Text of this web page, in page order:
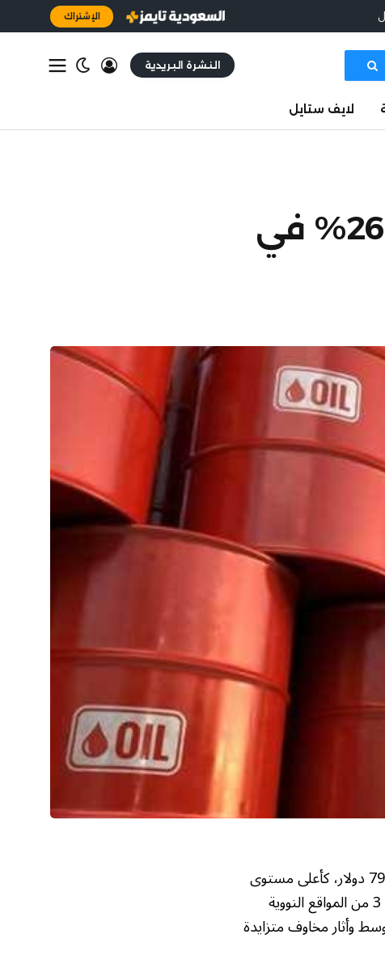
الإشتراك
النشرة البريدية
لايف ستايل
«برنت» يقترب من 80 دولاراً.. قفزت أسعاره 26.5% في
قفزت أسعار نفط «برنت» خلال تداولاته اليوم (الإثنين)، ليصل سعر البرميل إلى 79.33 دولار، كأعلى مستوى
منذ يناير الماضي، يأتي ذلك بعدما شنّت الولايات المتحدة ضربات جوية استهدفت 3 من المواقع النووية
وأثار مخاوف متزايدة